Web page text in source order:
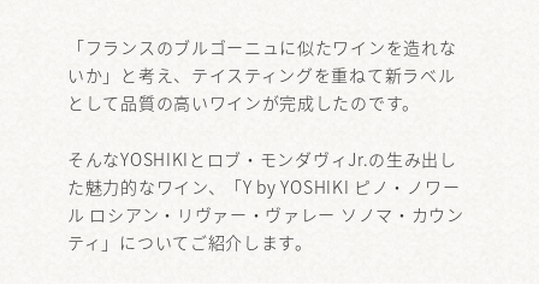
「フランスのブルゴーニュに似たワインを造れな
いか」と考え、テイスティングを重ねて新ラベル
として品質の高いワインが完成したのです。
そんなYOSHIKIとロブ・モンダヴィJr.の生み出し
た魅力的なワイン、「Y by YOSHIKI ピノ・ノワー
ル ロシアン・リヴァー・ヴァレー ソノマ・カウン
ティ」についてご紹介します。